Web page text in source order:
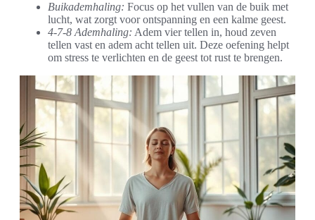
Buikademhaling: Focus op het vullen van de buik met
lucht, wat zorgt voor ontspanning en een kalme geest.
4-7-8 Ademhaling: Adem vier tellen in, houd zeven
tellen vast en adem acht tellen uit. Deze oefening helpt
om stress te verlichten en de geest tot rust te brengen.